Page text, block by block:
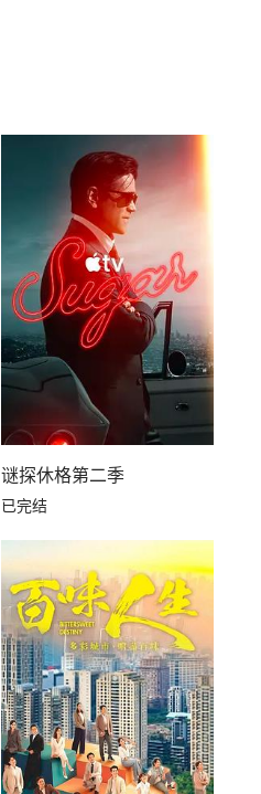
谜探休格第二季
已完结